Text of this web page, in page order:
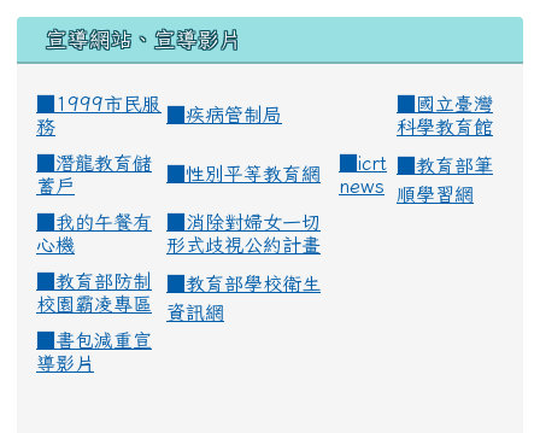
宣導網站、宣導影片
■1999市民服
務
疾病管制局
國立臺灣
科學教育館
潛龍教育儲
蓄戶
性別平等教育網
icrt
news
教育部筆
順學習網
我的午餐有
心機
消除對婦女一切
形式歧視公約計畫
教育部防制
校園霸凌專區
教育部學校衛生
資訊網
書包減重宣
導影片